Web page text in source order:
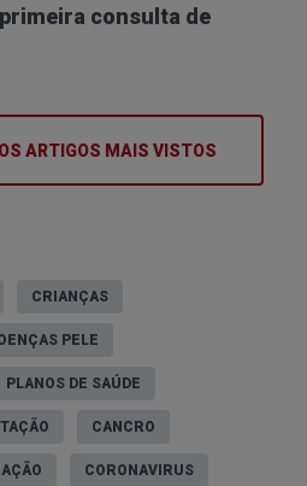
consulta de
ARTIGOS MAIS VISTOS
CRIANÇAS
PELE
PLANOS DE SAÚDE
CANCRO
CORONAVIRUS